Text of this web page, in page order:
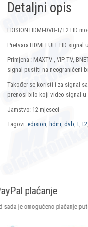
Detaljni opis
EDISION HDMI-DVB-T/T2 HD
Pretvara HDMI FULL HD signal
Primjena : MAXTV , VIP TV,
signal pustiti na neograničeni
Također se koristi i za signal
prenosi bilo koji video signal u
Jamstvo: 12 mjeseci
Tagovi: edision, hdmi, dvb,t,t2,
Plaćanje
Plaćanje